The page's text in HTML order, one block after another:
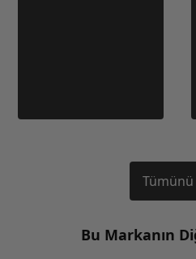
Bu Markanın